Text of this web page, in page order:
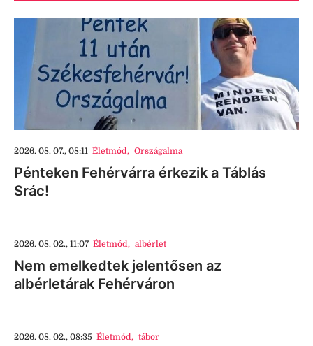
2026. 08. 07., 08:11 Életmód, Országalma
Pénteken Fehérvárra érkezik a Táblás
Srác!
2026. 08. 02., 11:07 Életmód, albérlet
Nem emelkedtek jelentősen az
albérletárak Fehérváron
2026. 08. 02., 08:35 Életmód, tábor